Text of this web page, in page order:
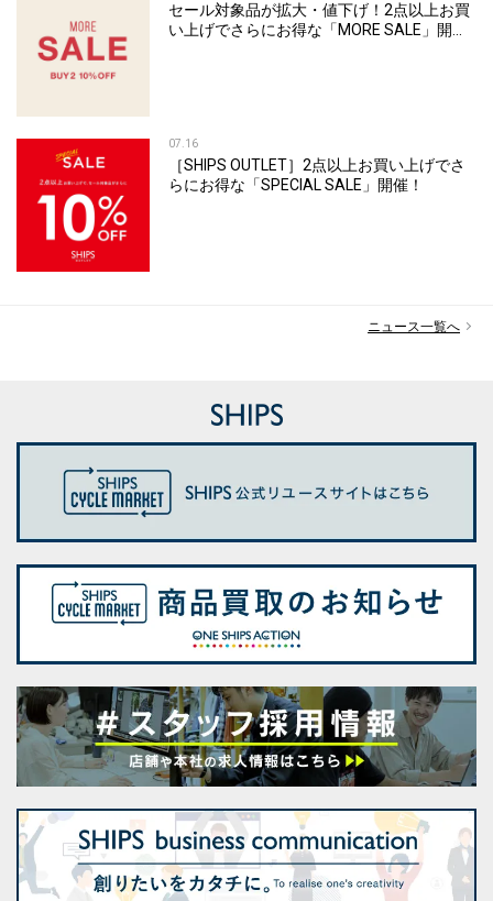
セール対象品が拡大・値下げ！2点以上お買
い上げでさらにお得な「MORE SALE」開
07.16
［SHIPS OUTLET］2点以上お買い上げでさ
らにお得な「SPECIAL SALE」開催！
ニュース一覧へ